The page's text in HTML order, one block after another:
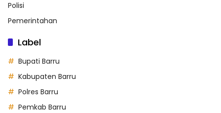
Polisi
Pemerintahan
Label
Bupati Barru
Kabupaten Barru
Polres Barru
Pemkab Barru